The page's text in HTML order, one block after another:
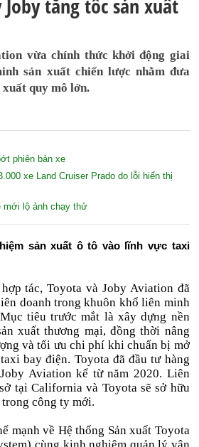
tăng tốc sản xuất
vừa chính thức khởi động giai
sản xuất chiến lược nhằm đưa
quy mô lớn.
phiên bản xe
xe Land Cruiser Prado do lỗi hiển thị
mới lộ ảnh chạy thử
sản xuất ô tô vào lĩnh vực taxi
tác, Toyota và Joby Aviation đã
doanh trong khuôn khổ liên minh
tiêu trước mắt là xây dựng nền
xuất thương mại, đồng thời nâng
và tối ưu chi phí khi chuẩn bị mở
bay điện. Toyota đã đầu tư hàng
Aviation kể từ năm 2020. Liên
tại California và Toyota sẽ sở hữu
công ty mới.
mạnh về Hệ thống Sản xuất Toyota